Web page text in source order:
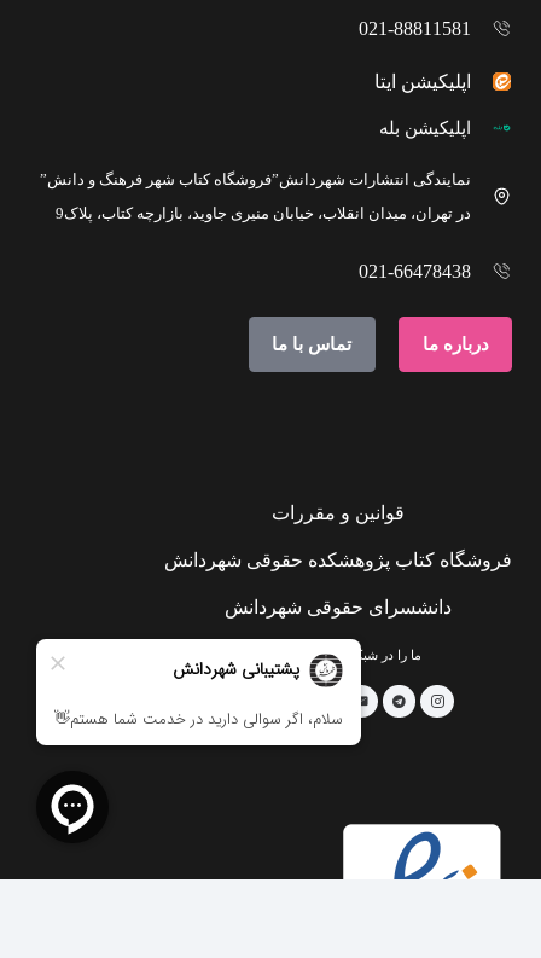
021-88811581
اپلیکیشن ایتا
اپلیکیشن بله
نمایندگی انتشارات شهردانش”فروشگاه کتاب شهر فرهنگ و دانش”
در تهران، میدان انقلاب، خیابان منیری جاوید، بازارچه کتاب، پلاک9
021-66478438
درباره ما تماس با ما
قوانین و مقررات
فروشگاه کتاب پژوهشکده حقوقی شهردانش
دانشسرای حقوقی شهردانش
ما را در شبکه های اجتماعی دنبال کنید: